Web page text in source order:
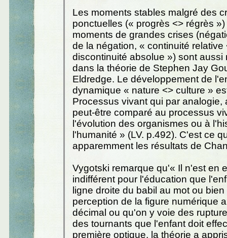
Les moments stables malgré des
ponctuelles (« progrès <> régrès
moments de grandes crises
de la négation, « continuité relative
discontinuité absolue ») sont aussi
dans la théorie de Stephen Jay
Eldredge. Le développement de
dynamique « nature <> culture »
Processus vivant qui par analogie,
peut-être comparé au processus
l'évolution des organismes ou à
l'humanité » (LV. p.492). C'est ce
apparemment les résultats de
Vygotski remarque qu'« Il n'est en
indifférent pour l'éducation que
ligne droite du babil au mot ou bien
perception de la figure numérique
décimal ou qu'on y voie des
des tournants que l'enfant doit
première optique, la théorie a